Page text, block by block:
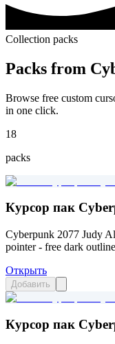
Collection packs
Packs from
Browse free custom
in one click.
18
packs
Курсор пак
Cyberpunk 2077 Judy
pointer - free dark
Открыть
Добавить
Курсор пак